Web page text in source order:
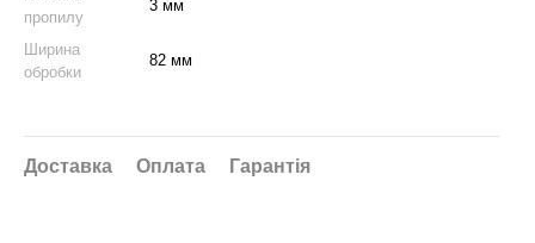
пропилу
3 мм
Ширина
обробки
82 мм
Доставка Оплата Гарантія